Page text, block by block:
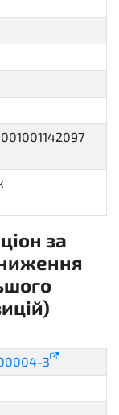
за
3